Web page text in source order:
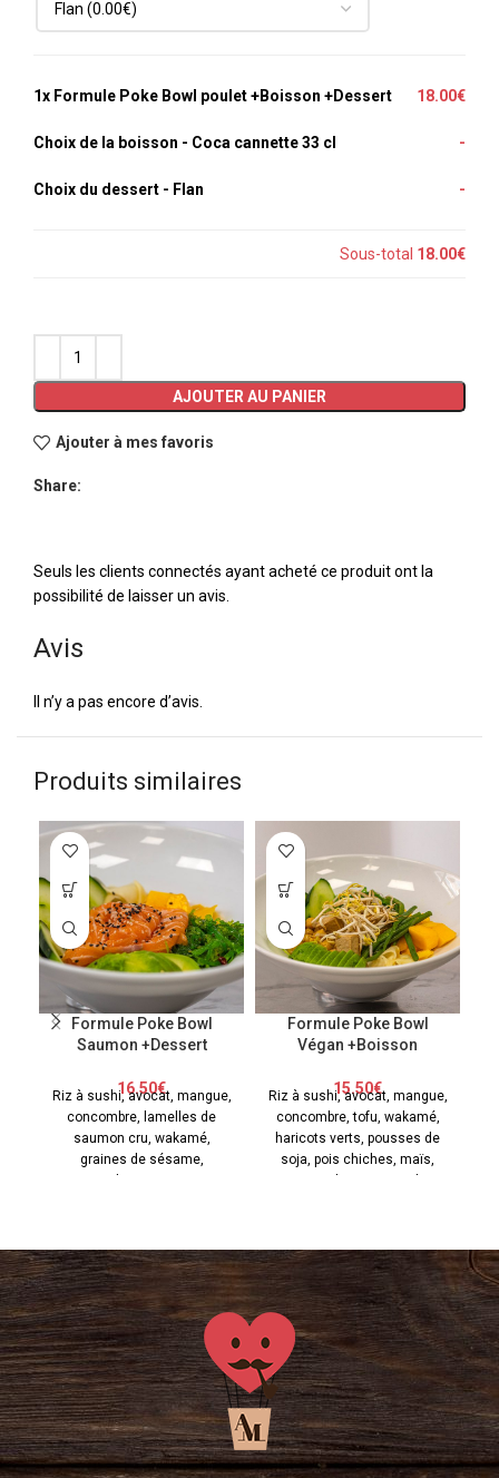
1x Formule Poke Bowl poulet +Boisson +Dessert 18.00€
Choix de la boisson - Coca cannette 33 cl -
Choix du dessert - Flan -
Sous-total 18.00€
AJOUTER AU PANIER
Ajouter à mes favoris
Share:
Avis
Il n’y a pas encore d’avis.
Seuls les clients connectés ayant acheté ce produit ont la
possibilité de laisser un avis.
Produits similaires
Formule Poke Bowl
Saumon +Dessert
16.50€
Riz à sushi, avocat, mangue,
concombre, lamelles de
saumon cru, wakamé,
graines de sésame,
gingembre, sauce soja,
Formule Poke Bowl
Végan +Boisson
15.50€
Riz à sushi, avocat, mangue,
concombre, tofu, wakamé,
haricots verts, pousses de
soja, pois chiches, maïs,
gingembre, graines de